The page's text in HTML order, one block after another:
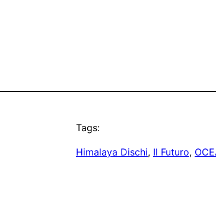
Tags:
Himalaya Dischi, Il Futuro,